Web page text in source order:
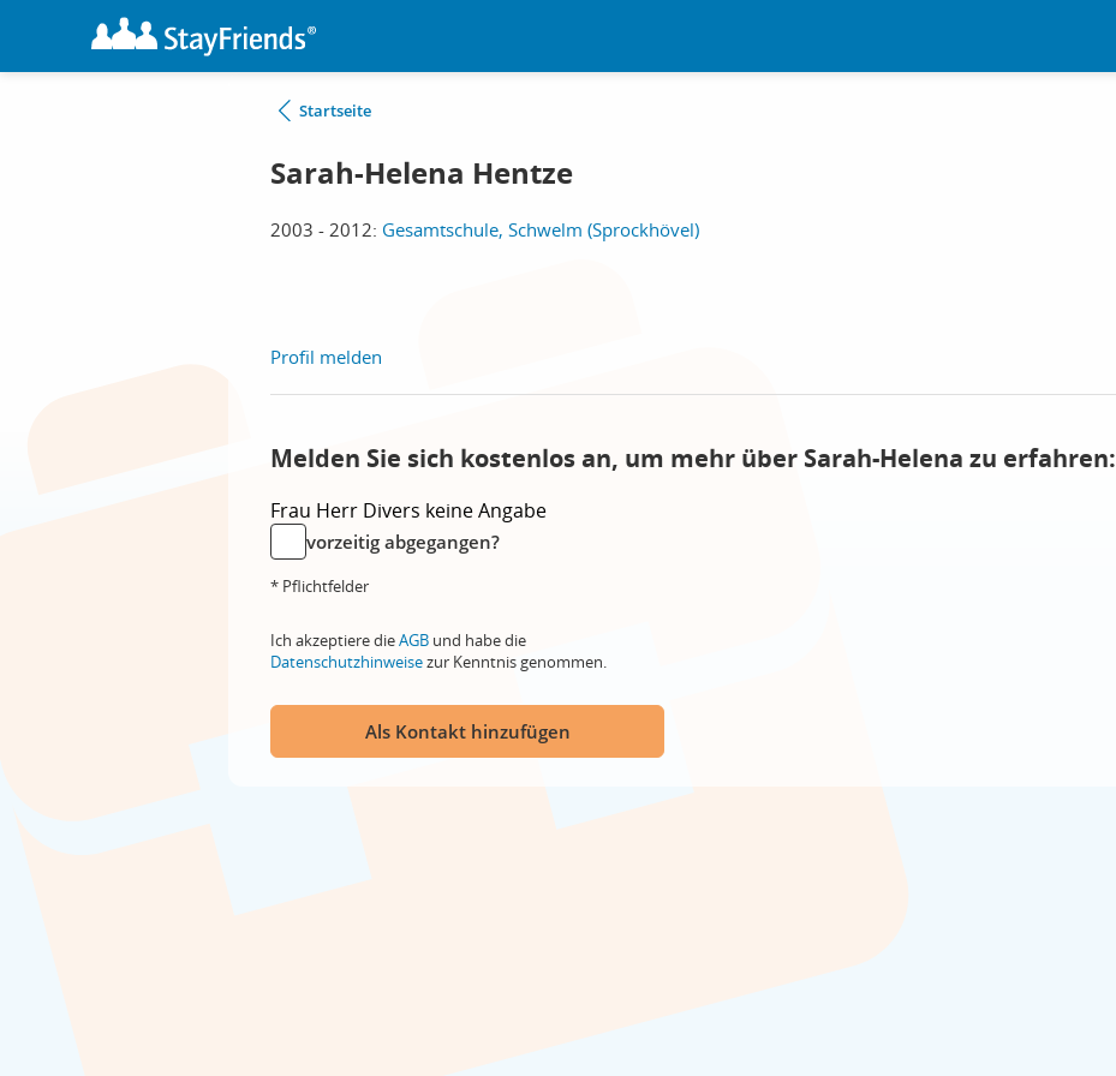
Startseite
Sarah-Helena Hentze
2003 - 2012: Gesamtschule, Schwelm (Sprockhövel)
Profil melden
Melden Sie sich kostenlos an, um mehr über Sarah-Helena zu erfahren:
Frau Herr Divers keine Angabe
vorzeitig abgegangen?
* Pflichtfelder
Ich akzeptiere dieAGB und habe die
Datenschutzhinweisezur Kenntnis genommen.
Als Kontakt hinzufügen